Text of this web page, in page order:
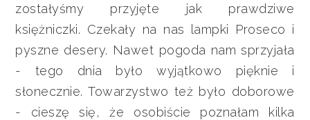
zostałyśmy przyjęte jak prawdziwe
księżniczki. Czekały na nas lampki Proseco i
pyszne desery. Nawet pogoda nam sprzyjała
- tego dnia było wyjątkowo pięknie i
słonecznie. Towarzystwo też było doborowe
- cieszę się, że osobiście poznałam kilka